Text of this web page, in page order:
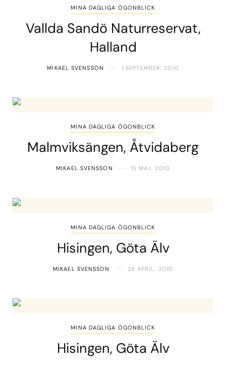
MINA DAGLIGA ÖGONBLICK
Vallda Sandö Naturreservat,
Halland
MIKAEL SVENSSON 1 SEPTEMBER, 2010
MINA DAGLIGA ÖGONBLICK
Malmviksängen, Åtvidaberg
MIKAEL SVENSSON 15 MAJ, 2010
MINA DAGLIGA ÖGONBLICK
Hisingen, Göta Älv
MIKAEL SVENSSON 24 APRIL, 2010
MINA DAGLIGA ÖGONBLICK
Hisingen, Göta Älv